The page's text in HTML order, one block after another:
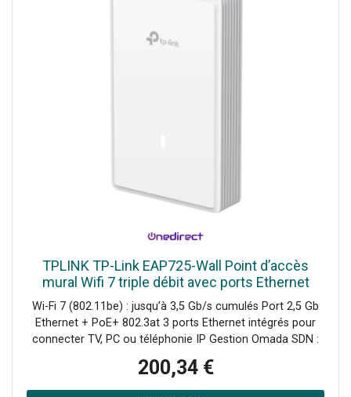
TPLINK TP-Link EAP725-Wall Point d’accès
mural Wifi 7 triple débit avec ports Ethernet
2,5G, PoE et gestion centralisée, idéal pour
profiter de hautes
Wi-Fi 7 (802.11be) : jusqu’à 3,5 Gb/s cumulés Port 2,5 Gb
Ethernet + PoE+ 802.3at 3 ports Ethernet intégrés pour
connecter TV, PC ou téléphonie IP Gestion Omada SDN :
(23,9 mm), idéal pour hôtels et bureaux Fonction Mesh,
roaming fluide et optimisation automatique des canaux
200,34 €